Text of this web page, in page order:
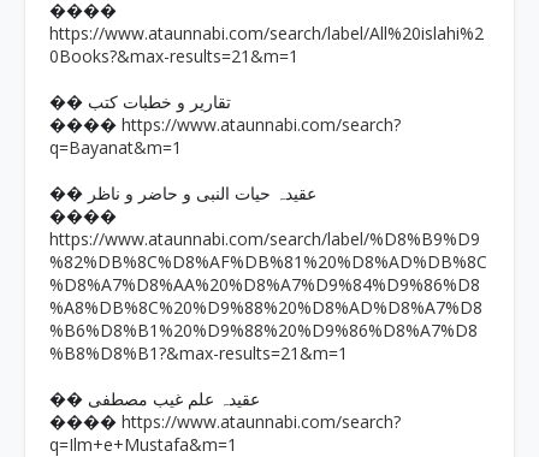
����
https://www.ataunnabi.com/search/label/All%20islahi%2
0Books?&max-results=21&m=1
�� تقاریر و خطبات کتب
���� https://www.ataunnabi.com/search?
q=Bayanat&m=1
�� عقیدہ حیات النبی و حاضر و ناظر
����
https://www.ataunnabi.com/search/label/%D8%B9%D9
%82%DB%8C%D8%AF%DB%81%20%D8%AD%DB%8C
%D8%A7%D8%AA%20%D8%A7%D9%84%D9%86%D8
%A8%DB%8C%20%D9%88%20%D8%AD%D8%A7%D8
%B6%D8%B1%20%D9%88%20%D9%86%D8%A7%D8
%B8%D8%B1?&max-results=21&m=1
�� عقیدہ علم غیب مصطفی
���� https://www.ataunnabi.com/search?
q=Ilm+e+Mustafa&m=1